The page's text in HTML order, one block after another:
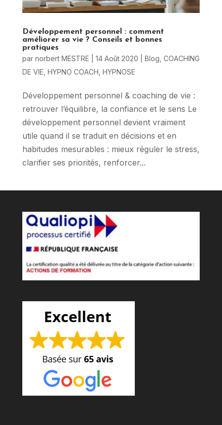
Développement personnel : comment
améliorer sa vie ? Conseils et bonnes
pratiques
par norbert MESTRE 14 Août 2020 Blog COACHING
DE VIE HYPNO COACH HYPNOSE
Développement personnel & coaching de vie :
retrouver l’équilibre, la confiance et le sens Le
développement personnel devient vraiment
utile quand il se traduit en décisions et en
habitudes mesurables : mieux réguler le stress,
clarifier ses priorités, renforcer...